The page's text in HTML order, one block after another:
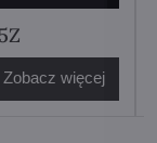
Zobacz więcej